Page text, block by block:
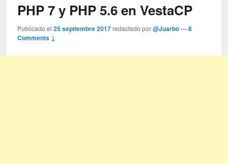
PHP 7 y PHP 5.6 en VestaCP
Publicado el25 septiembre 2017 redactado por@Juarbo —8
Comments ↓